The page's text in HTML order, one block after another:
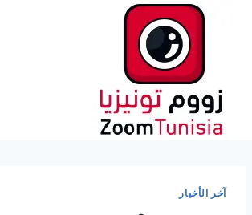
آخر الأخبار